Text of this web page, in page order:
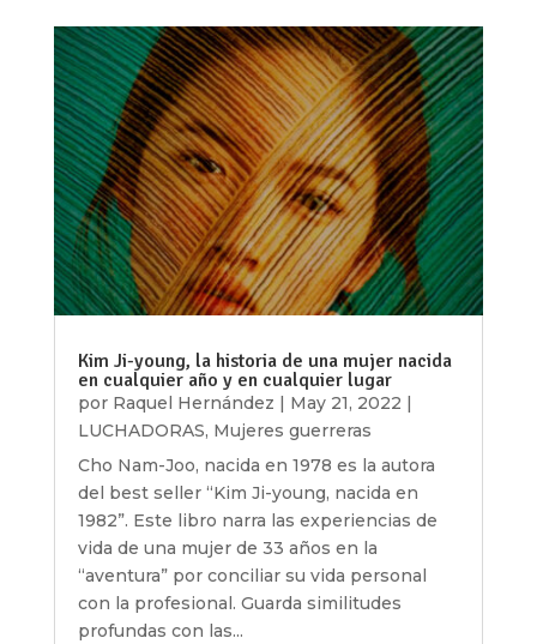
Kim Ji-young, la historia de una mujer nacida
en cualquier año y en cualquier lugar
por Raquel Hernández May 21, 2022
LUCHADORAS, Mujeres guerreras
Cho Nam-Joo, nacida en 1978 es la autora
del best seller “Kim Ji-young, nacida en
1982”. Este libro narra las experiencias de
vida de una mujer de 33 años en la
“aventura” por conciliar su vida personal
con la profesional. Guarda similitudes
profundas con las...